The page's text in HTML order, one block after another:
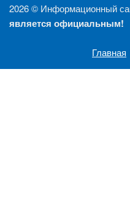
2026 © Информационный
является официальным!
Главная